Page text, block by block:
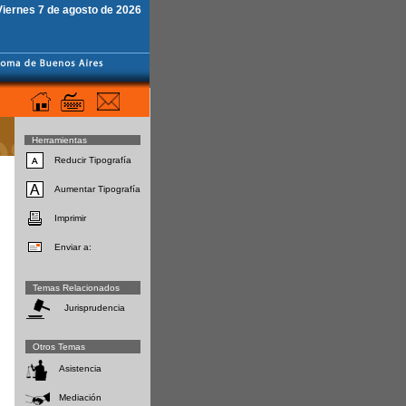
7 de agosto de 2026
Herramientas
Reducir Tipografía
Aumentar Tipografía
Imprimir
Enviar a:
Temas Relacionados
Jurisprudencia
Otros Temas
Asistencia
Mediación